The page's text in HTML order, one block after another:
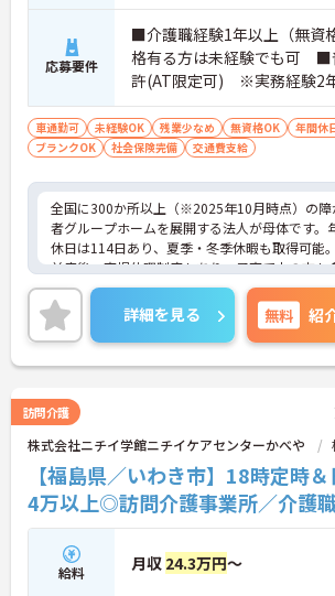
おり、清潔感にあふれた美しい環境です。ハー
に加え、ソフト面でも「献立の事前決定・レシ
備」により現場の負担が大幅に軽減されていま
ご利用者様の安全性はもちろん、働くスタッフ
っても身体的負担が少なく、高いモチベーショ
保って業務に集中できます。
応募要件
■介護職経験1年以上（無資
格有る方は未経験でも可 ■
許(AT限定可) ※実務経験2
がい者福祉に関する経験を
迎
車通勤可 未経験OK 残業少なめ 無資格OK
年間休
ブランクOK
社会保険完備 交通費支給
全国に300か所以上（※2025年10月時点）の障
者グループホームを展開する法人が母体です。
休日は114日あり、夏季・冬季休暇も取得可能
前産後・育児休暇制度もあり、子育て中の方も
活躍中で、ワークライフバランスを大切にしな
働ける環境が整っています。研修制度や外部勉
の受講支援もあり、スキルアップもしっかりサ
ト。将来的には管理者やエリアマネージャーへ
ャリアアップも目指せます。20代から60代まで
の職場です。介護経験を活かしたい方、福祉の
をお持ちの方、安定した法人でキャリアを築き
方におすすめです。
★おすすめPOINT★
・生活支援員からスタートし、サービス管理責
やエリアマネージャーへと続く明確なステップ
プの道筋が用意されています。急成長中の企業で
るためポストも豊富にあり、専門性を高めなが
ネジメント職への挑戦も視野に入れていただけま
詳細を見る 無料 紹
訪問介護
株式会社ニチイ学館ニチイケアセンターかべや
【福島県／いわき市】18時定時
4万以上◎訪問介護事業所／介護
給料 月収 24.3万円～